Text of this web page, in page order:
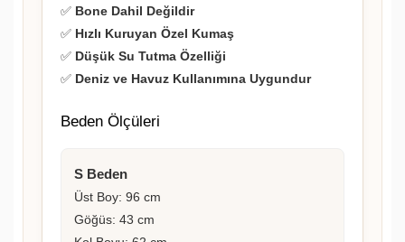
✅ Bone Dahil Değildir
✅ Hızlı Kuruyan Özel Kumaş
✅ Düşük Su Tutma Özelliği
✅ Deniz ve Havuz Kullanımına Uygundur
Beden Ölçüleri
S Beden
Üst Boy: 96 cm
Göğüs: 43 cm